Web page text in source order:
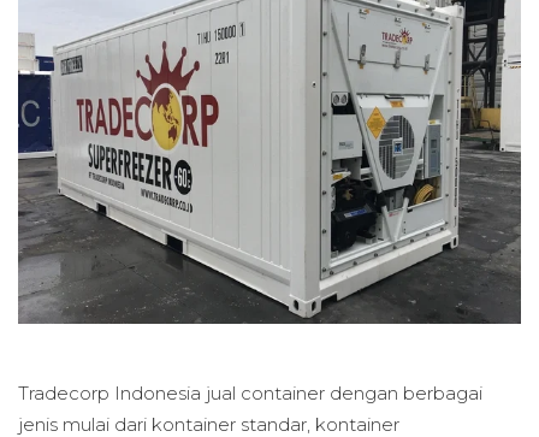
Tradecorp Indonesia jual container dengan berbagai
jenis mulai dari kontainer standar, kontainer